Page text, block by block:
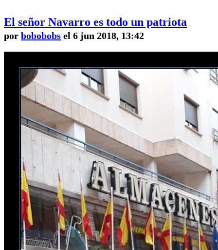
El señor Navarro es todo un patriota
por bobobobs el 6 jun 2018, 13:42